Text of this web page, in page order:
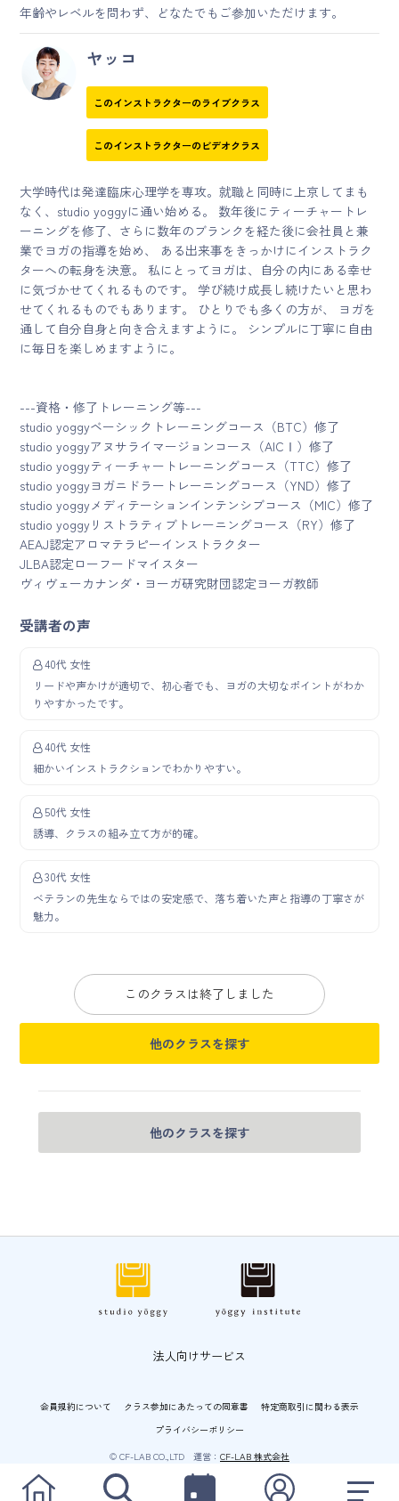
年齢やレベルを問わず、どなたでもご参加いただけます。
ヤッコ
このインストラクターのライブクラス
このインストラクターのビデオクラス
大学時代は発達臨床心理学を専攻。就職と同時に上京してまも
なく、studio yoggyに通い始める。 数年後にティーチャートレ
ーニングを修了、さらに数年のブランクを経た後に会社員と兼
業でヨガの指導を始め、 ある出来事をきっかけにインストラク
ターへの転身を決意。 私にとってヨガは、自分の内にある幸せ
に気づかせてくれるものです。 学び続け成長し続けたいと思わ
せてくれるものでもあります。 ひとりでも多くの方が、 ヨガを
通して自分自身と向き合えますように。 シンプルに丁寧に自由
に毎日を楽しめますように。
---資格・修了トレーニング等---
studio yoggyベーシックトレーニングコース（BTC）修了
studio yoggyアヌサライマージョンコース（AICⅠ）修了
studio yoggyティーチャートレーニングコース（TTC）修了
studio yoggyヨガニドラートレーニングコース（YND）修了
studio yoggyメディテーションインテンシブコース（MIC）修了
studio yoggyリストラティブトレーニングコース（RY）修了
AEAJ認定アロマテラピーインストラクター
JLBA認定ローフードマイスター
ヴィヴェーカナンダ・ヨーガ研究財団認定ヨーガ教師
受講者の声
40代 女性
リードや声かけが適切で、初心者でも、ヨガの大切なポイントがわか
りやすかったです。
40代 女性
細かいインストラクションでわかりやすい。
50代 女性
誘導、クラスの組み立て方が的確。
30代 女性
ベテランの先生ならではの安定感で、落ち着いた声と指導の丁寧さが
魅力。
このクラスは終了しました
他のクラスを探す
他のクラスを探す
法人向けサービス
会員規約について クラス参加にあたっての同意書
特定商取引に関わる表示
プライバシーポリシー
© CF-LAB CO.,LTD 運営： CF-LAB 株式会社